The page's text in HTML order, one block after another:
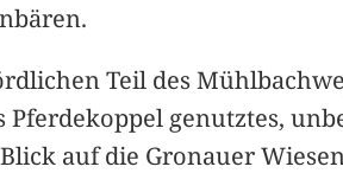
Teil des
Pferdekoppel genutztes,
auf die Gronauer